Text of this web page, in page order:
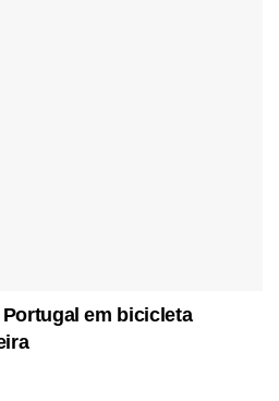
Portugal em bicicleta